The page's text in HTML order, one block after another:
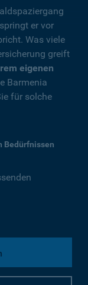
er vor
Was viele
greift
eigenen
Barmenia
für solche
Bedürfnissen